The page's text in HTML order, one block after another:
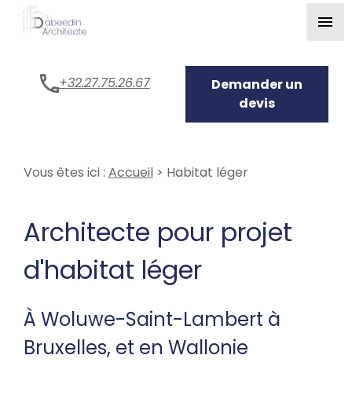
menu
+32.27.75.26.67
Demander un
devis
Vous êtes ici : Accueil> Habitat léger
Architecte pour projet
d'habitat léger
À Woluwe-Saint-Lambert à
Bruxelles, et en Wallonie
Panneau de gestion des cookies